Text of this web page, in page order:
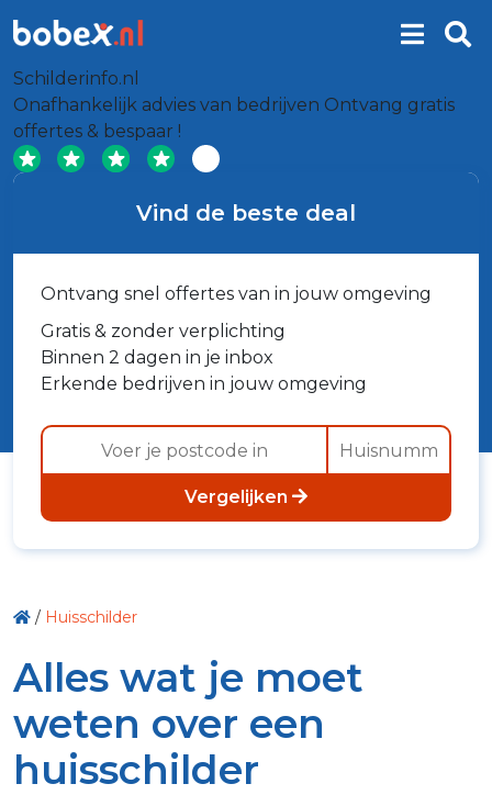
Schilderinfo.nl
Onafhankelijk advies van bedrijven Ontvang gratis
offertes & bespaar !
Vind de beste deal
Ontvang snel offertes van in jouw omgeving
Gratis & zonder verplichting
Binnen 2 dagen in je inbox
Erkende bedrijven in jouw omgeving
Vergelijken
/ Huisschilder
Alles wat je moet
weten over een
huisschilder